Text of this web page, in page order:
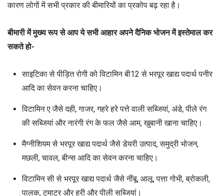
कारण लोगों में सभी प्रकार की बीमारियों का प्रकोप बढ़ रहा है।
बीमारी में मुख्य रूप से आप ये सभी आहार अपने दैनिक भोजन में इस्तेमाल कर
सकते हो-
साइटिका से पीड़ित रोगी को विटामिन बी12 से भरपूर खाद्य पदार्थ पनीर
आदि का सेवन करना चाहिए।
विटामिन ए जैसे दही, गाजर, गहरे हरे पत्ते वाली सब्जियां, अंडे, पीले रंग
की सब्जियां और नारंगी रंग के फल जैसे आम, खुबानी खाना चाहिए।
मैग्नीशियम से भरपूर खाद्य पदार्थ जैसे डेयरी उत्पाद, समुद्री भोजन,
मछली, चावल, बीन्स आदि का सेवन करना चाहिए।
विटामिन सी से भरपूर खाद्य पदार्थ जैसे नींबू, आलू, पत्ता गोभी, ब्रोकली,
पालक, टमाटर और हरी और पीली सब्जियां।